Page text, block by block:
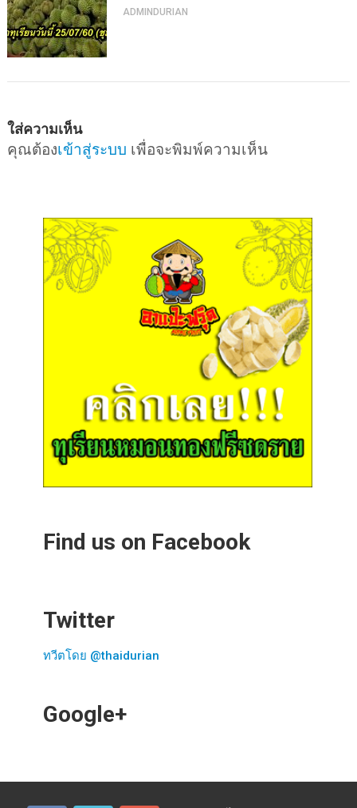
ADMINDURIAN
ใส่ความเห็น
คุณต้องเข้าสู่ระบบ เพื่อจะพิมพ์ความเห็น
Find us on Facebook
Twitter
ทวีตโดย @thaidurian
Google+